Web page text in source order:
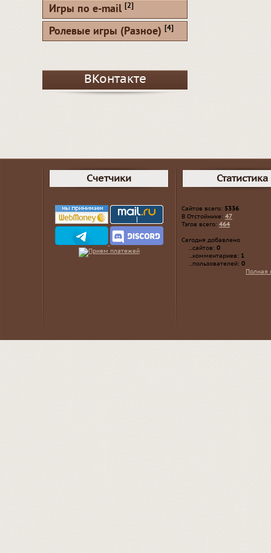
Игры по e-mail [2]
Ролевые игры (Разное) [4]
ВКонтакте
Счетчики Статистика
Сайтов всего: 5336
В Отстойнике: 47
Тэгов всего: 464
Сегодня добавлено
...сайтов: 0
...комментариев: 1
...пользователей: 0
Полная